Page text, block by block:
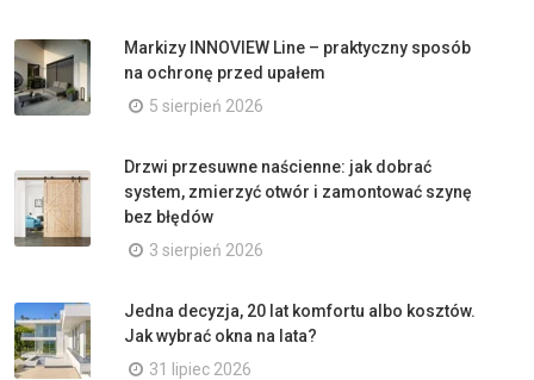
Markizy INNOVIEW Line – praktyczny sposób
na ochronę przed upałem
5 sierpień 2026
Drzwi przesuwne naścienne: jak dobrać
system, zmierzyć otwór i zamontować szynę
bez błędów
3 sierpień 2026
Jedna decyzja, 20 lat komfortu albo kosztów.
Jak wybrać okna na lata?
31 lipiec 2026